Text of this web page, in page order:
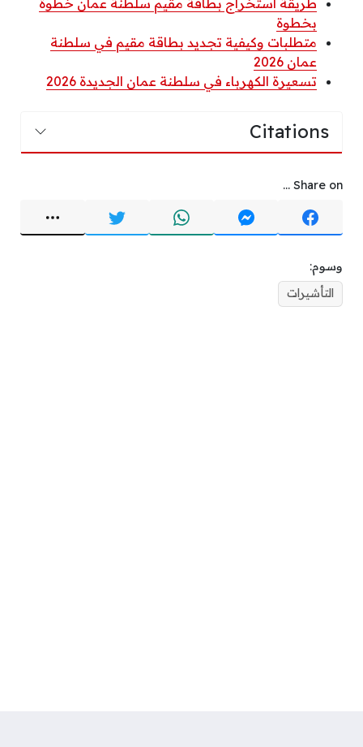
بخطوة
متطلبات وكيفية تجديد بطاقة مقيم في سلطنة
عمان 2026
تسعيرة الكهرباء في سلطنة عمان الجديدة 2026
Citations
Share on ...
وسوم:
التأشيرات